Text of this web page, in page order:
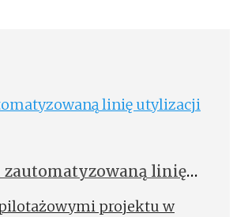
zautomatyzowaną linię
pilotażowymi projektu w